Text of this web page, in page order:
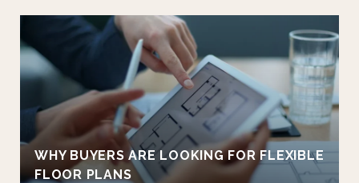
WHY BUYERS ARE LOOKING FOR FLEXIBLE
FLOOR PLANS